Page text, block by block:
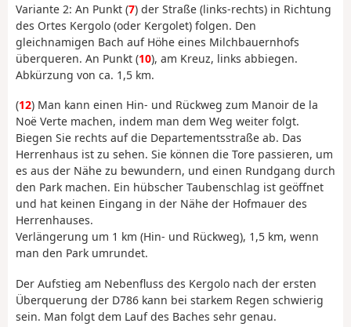
Variante 2: An Punkt (7) der Straße (links-rechts) in Richtung
des Ortes Kergolo (oder Kergolet) folgen. Den
gleichnamigen Bach auf Höhe eines Milchbauernhofs
überqueren. An Punkt (10), am Kreuz, links abbiegen.
Abkürzung von ca. 1,5 km.
(12) Man kann einen Hin- und Rückweg zum Manoir de la
Noë Verte machen, indem man dem Weg weiter folgt.
Biegen Sie rechts auf die Departementsstraße ab. Das
Herrenhaus ist zu sehen. Sie können die Tore passieren, um
es aus der Nähe zu bewundern, und einen Rundgang durch
den Park machen. Ein hübscher Taubenschlag ist geöffnet
und hat keinen Eingang in der Nähe der Hofmauer des
Herrenhauses.
Verlängerung um 1 km (Hin- und Rückweg), 1,5 km, wenn
man den Park umrundet.
Der Aufstieg am Nebenfluss des Kergolo nach der ersten
Überquerung der D786 kann bei starkem Regen schwierig
sein. Man folgt dem Lauf des Baches sehr genau.